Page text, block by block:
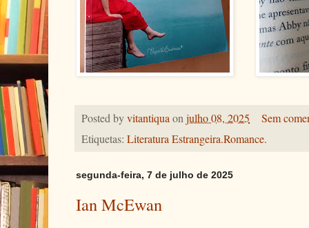
Posted byvitantiquaonjulho 08, 2025
Sem
Etiquetas: Literatura Estrangeira.Romance.
segunda-feira, 7 de julho de 2025
Ian McEwan